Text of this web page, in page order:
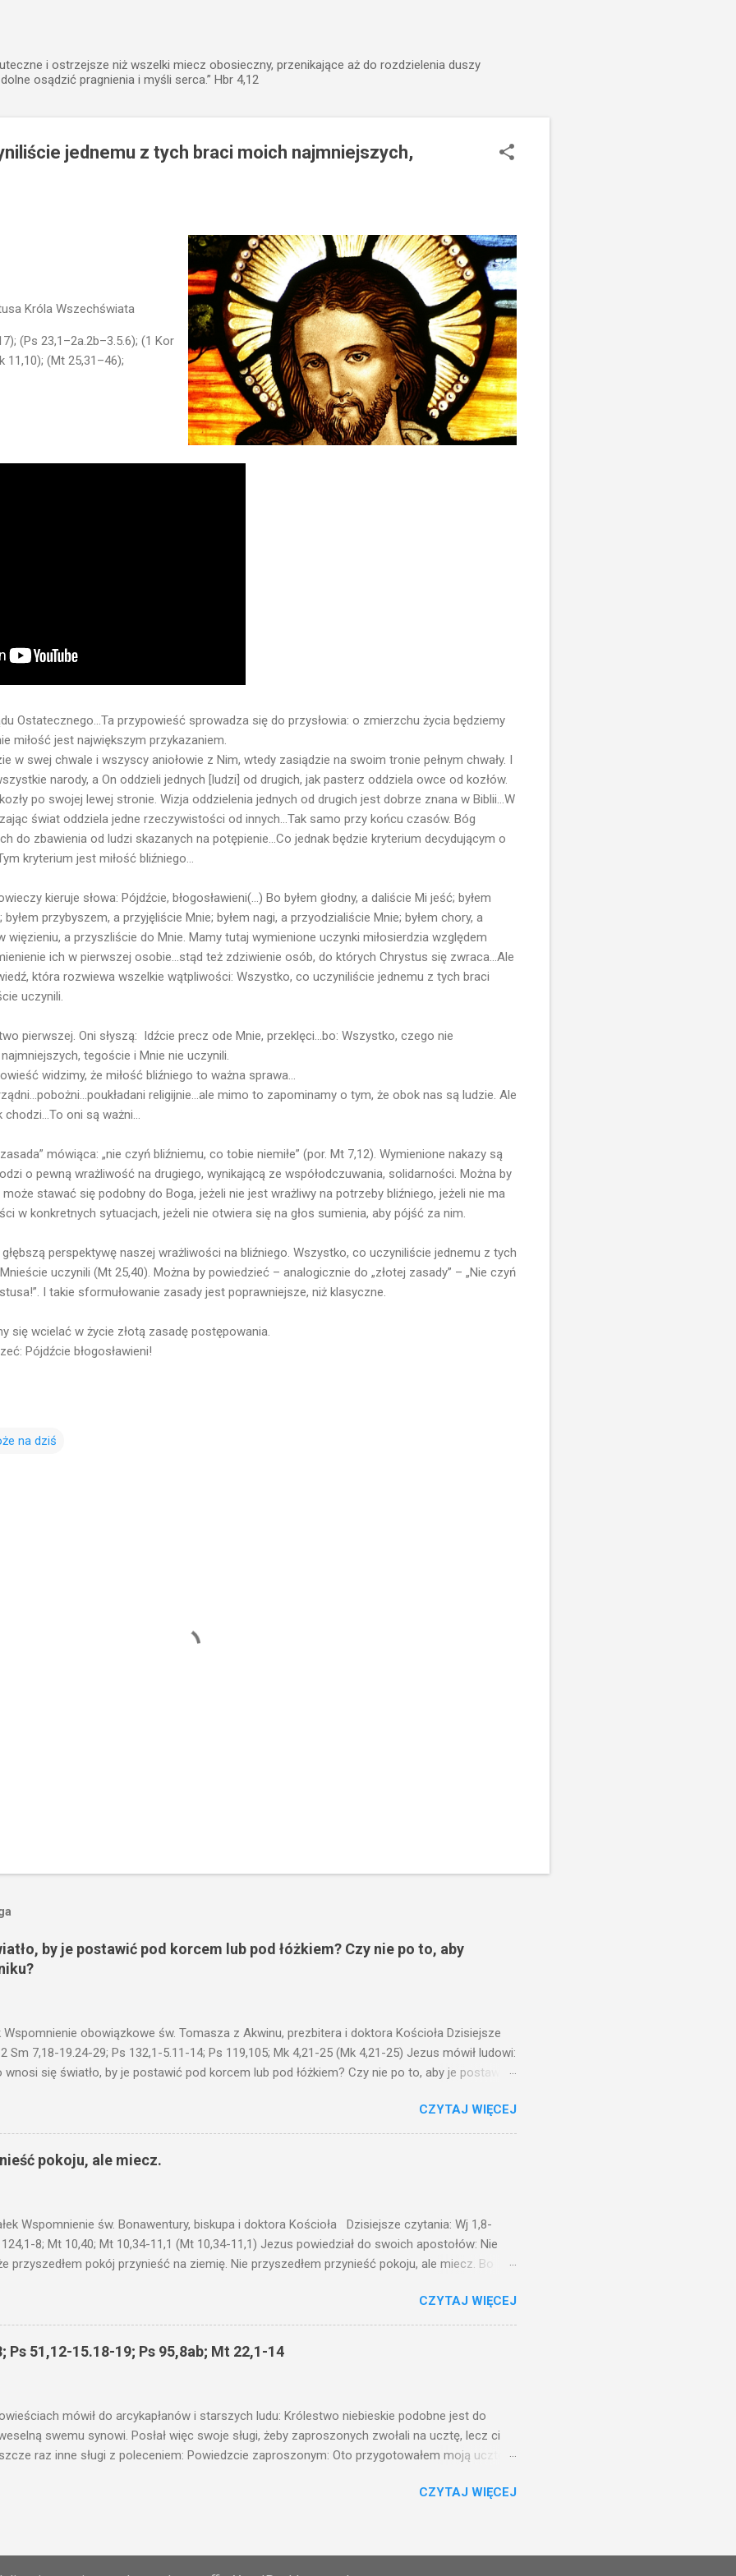
i ostrzejsze niż wszelki miecz obosieczny, przenikające aż do rozdzielenia duszy
osądzić pragnienia i myśli serca.” Hbr 4,12
jednemu z tych braci moich najmniejszych,
Króla Wszechświata
(Ps 23,1–2a.2b–3.5.6); (1 Kor
11,10); (Mt 25,31–46);
Ostatecznego...Ta przypowieść sprowadza się do przysłowia: o zmierzchu życia będziemy
miłość jest największym przykazaniem.
w swej chwale i wszyscy aniołowie z Nim, wtedy zasiądzie na swoim tronie pełnym chwały. I
narody, a On oddzieli jednych [ludzi] od drugich, jak pasterz oddziela owce od kozłów.
po swojej lewej stronie. Wizja oddzielenia jednych od drugich jest dobrze znana w Biblii...W
świat oddziela jedne rzeczywistości od innych...Tak samo przy końcu czasów. Bóg
do zbawienia od ludzi skazanych na potępienie...Co jednak będzie kryterium decydującym o
kryterium jest miłość bliźniego...
kieruje słowa: Pójdźcie, błogosławieni(...) Bo byłem głodny, a daliście Mi jeść; byłem
przybyszem, a przyjęliście Mnie; byłem nagi, a przyodzialiście Mnie; byłem chory, a
więzieniu, a przyszliście do Mnie. Mamy tutaj wymienione uczynki miłosierdzia względem
ich w pierwszej osobie...stąd też zdziwienie osób, do których Chrystus się zwraca...Ale
która rozwiewa wszelkie wątpliwości: Wszystko, co uczyniliście jednemu z tych braci
uczynili.
pierwszej. Oni słyszą: Idźcie precz ode Mnie, przeklęci...bo: Wszystko, czego nie
tegoście i Mnie nie uczynili.
widzimy, że miłość bliźniego to ważna sprawa...
religijnie...ale mimo to zapominamy o tym, że obok nas są ludzie. Ale
oni są ważni...
mówiąca: „nie czyń bliźniemu, co tobie niemiłe” (por. Mt 7,12). Wymienione nakazy są
o pewną wrażliwość na drugiego, wynikającą ze współodczuwania, solidarności. Można by
stawać się podobny do Boga, jeżeli nie jest wrażliwy na potrzeby bliźniego, jeżeli nie ma
w konkretnych sytuacjach, jeżeli nie otwiera się na głos sumienia, aby pójść za nim.
perspektywę naszej wrażliwości na bliźniego. Wszystko, co uczyniliście jednemu z tych
uczynili (Mt 25,40). Można by powiedzieć – analogicznie do „złotej zasady” – „Nie czyń
I takie sformułowanie zasady jest poprawniejsze, niż klasyczne.
się wcielać w życie złotą zasadę postępowania.
Pójdźcie błogosławieni!
na dziś
by je postawić pod korcem lub pod łóżkiem? Czy nie po to, aby
Wspomnienie obowiązkowe św. Tomasza z Akwinu, prezbitera i doktora Kościoła Dzisiejsze
Sm 7,18-19.24-29; Ps 132,1-5.11-14; Ps 119,105; Mk 4,21-25 (Mk 4,21-25) Jezus mówił ludowi:
wnosi się światło, by je postawić pod korcem lub pod łóżkiem? Czy nie po to, aby je postawić
I mówił im: Uważajcie na to, czego słuchacie. Taką samą miarą, jaką wy mierzycie,
i jeszcze wam dołożą. Bo kto ma, temu będzie dane; a kto nie ma, pozbawią go i tego, co
fragmencie z Ewangelii Jezus kontynuuje przypowieści.... Czy po to wnosi się światło,
pod korcem lub pod łóżkiem? Czy nie po to, aby je postawić na świeczniku? Nie ma
CZYTAJ WIĘCEJ
pokoju, ale miecz.
Wspomnienie św. Bonawentury, biskupa i doktora Kościoła Dzisiejsze czytania: Wj 1,8-
124,1-8; Mt 10,40; Mt 10,34-11,1 (Mt 10,34-11,1) Jezus powiedział do swoich apostołów: Nie
przyszedłem pokój przynieść na ziemię. Nie przyszedłem przynieść pokoju, ale miecz. Bo
jego domownicy. Kto kocha ojca lub matkę bardziej niż Mnie, nie jest Mnie godzien. I kto kocha
bardziej niż Mnie, nie jest Mnie godzien. Kto nie bierze swego krzyża, a idzie za Mną, nie
godzien. Kto chce znaleźć swe życie, straci je, a kto straci swe życie z mego powodu, znajdzie
przyjmuje, Mnie przyjmuje; a kto Mnie przyjmuje, przyjmuje Tego, który Mnie posłał. Kto
CZYTAJ WIĘCEJ
Ps 51,12-15.18-19; Ps 95,8ab; Mt 22,1-14
mówił do arcykapłanów i starszych ludu: Królestwo niebieskie podobne jest do
swemu synowi. Posłał więc swoje sługi, żeby zaproszonych zwołali na ucztę, lecz ci
raz inne sługi z poleceniem: Powiedzcie zaproszonym: Oto przygotowałem moją ucztę:
a inni pochwycili jego sługi i znieważywszy [ich], pozabijali. Na to król uniósł się
na drogi i sprowadzili wszystkich, których napotkali: złych i dobrych. I sala zapełniła się
CZYTAJ WIĘCEJ
Obsługiwane przez usługę Blogger